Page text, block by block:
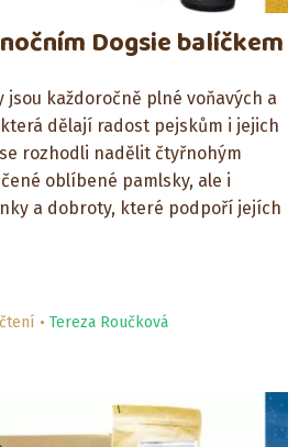
Dogsie balíčkem
jsou každoročně plné voňavých a
dělají radost pejskům i jejich
rozhodli nadělit čtyřnohým
oblíbené pamlsky, ale i
a dobroty, které podpoří jejích
Tereza Roučková